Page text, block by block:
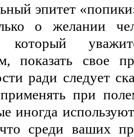
эпитет
о желании
который
показать свое
ради следует
при
иногда
среди ваших